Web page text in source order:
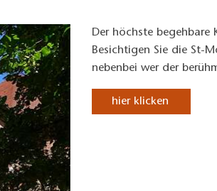
Der höchste begehbare
Besichtigen Sie die St-
nebenbei wer der
hier klicken